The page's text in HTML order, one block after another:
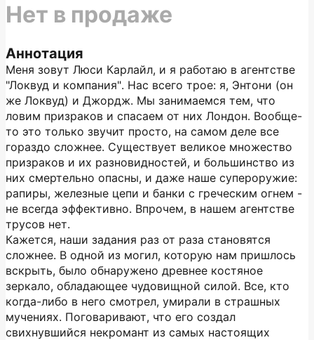
Аннотация
Меня зовут Люси Карлайл, и я работаю в агентстве
"Локвуд и компания". Нас всего трое: я, Энтони (он
же Локвуд) и Джордж. Мы занимаемся тем, что
ловим призраков и спасаем от них Лондон. Вообще-
то это только звучит просто, на самом деле все
гораздо сложнее. Существует великое множество
призраков и их разновидностей, и большинство из
них смертельно опасны, и даже наше супероружие:
рапиры, железные цепи и банки с греческим огнем -
не всегда эффективно. Впрочем, в нашем агентстве
трусов нет.
Кажется, наши задания раз от раза становятся
сложнее. В одной из могил, которую нам пришлось
вскрыть, было обнаружено древнее костяное
зеркало, обладающее чудовищной силой. Все, кто
когда-либо в него смотрел, умирали в страшных
мучениях. Поговаривают, что его создал
свихнувшийся некромант из самых настоящих
Нет в продаже